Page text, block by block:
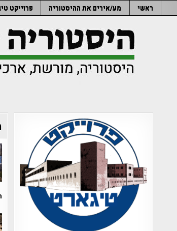
to
ראשי מע/אירים את ההיסטוריה פרוייקט